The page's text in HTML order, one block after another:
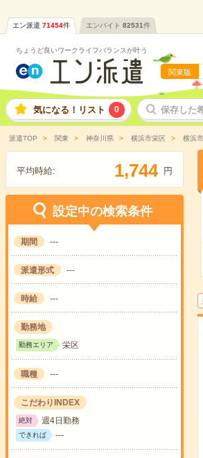
エン派遣 71454件 エンバイト 82531件
ちょうど良いワークライフバランスが叶う
関東版
気になる！リスト 0 保存した
派遣TOP 関東 神奈川県 横浜市栄区 横浜
平均時給: 1,744 円
設定中の検索条件
期間 ---
派遣形式 ---
時給 ---
勤務地
勤務エリア 栄区
職種 ---
こだわりINDEX
絶対 週4日勤務
できれば ---